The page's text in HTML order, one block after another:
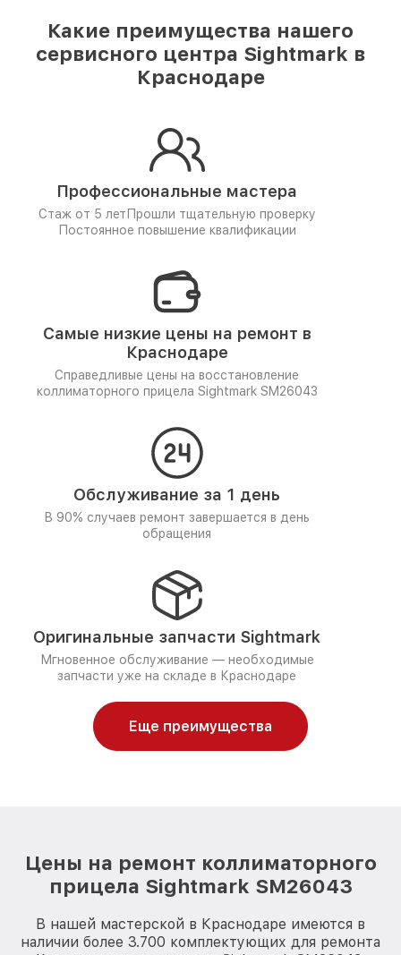
Какие преимущества нашего
сервисного центра Sightmark в
Краснодаре
Профессиональные мастера
Стаж от 5 лет Прошли тщательную проверку
Постоянное повышение квалификации
Самые низкие цены на ремонт в
Краснодаре
Справедливые цены на восстановление
коллиматорного прицела Sightmark SM26043
Обслуживание за 1 день
В 90% случаев ремонт завершается в день
обращения
Оригинальные запчасти Sightmark
Мгновенное обслуживание — необходимые
запчасти уже на складе в Краснодаре
Еще преимущества
Цены на ремонт коллиматорного
прицела Sightmark SM26043
В нашей мастерской в Краснодаре имеются в
наличии более 3.700 комплектующих для ремонта